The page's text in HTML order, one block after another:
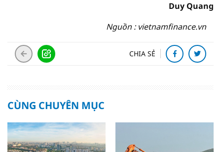
Duy Quang
Nguồn : vietnamfinance.vn
CHIA SẺ
CÙNG CHUYÊN MỤC